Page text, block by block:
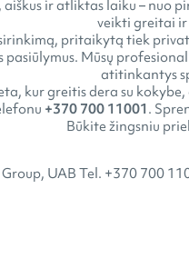
ir atliktas laiku –
veikti greitai
pritaikytą tiek
Mūsų
atitinkantys
kur greitis dera su
+370 700 11001 .
Būkite žingsniu
UAB Tel. +370 700